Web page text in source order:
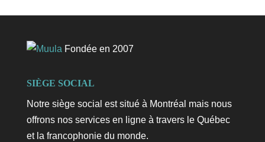
Fondée en 2007
SIÈGE SOCIAL
Notre siège social est situé à Montréal mais nous
offrons nos services en ligne à travers le Québec
et la francophonie du monde.